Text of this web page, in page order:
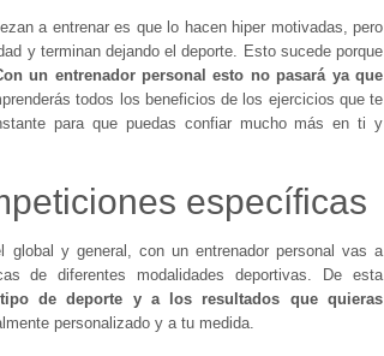
a entrenar es que lo hacen hiper motivadas, pero
y terminan dejando el deporte. Esto sucede porque
un entrenador personal esto no pasará ya que
todos los beneficios de los ejercicios que te
para que puedas confiar mucho más en ti y
específicas
y general, con un entrenador personal vas a
de diferentes modalidades deportivas. De esta
de deporte y a los resultados que quieras
personalizado y a tu medida.